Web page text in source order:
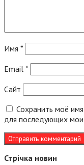
Имя *
Email *
Сайт
Сохранить моё
для последующих
Стрічка новин